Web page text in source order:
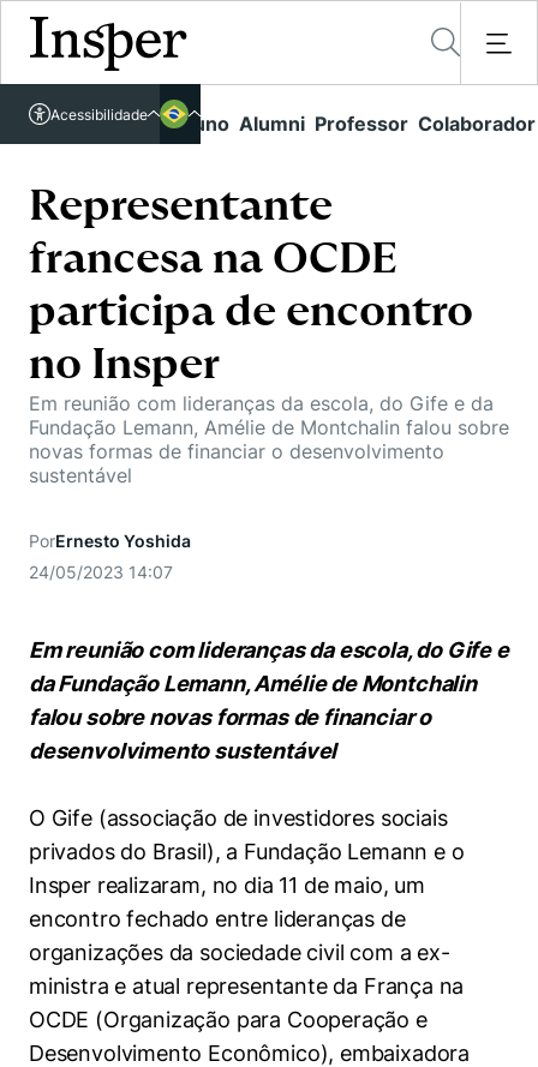
Links rápidos Aluno Alumni Professor Colaborador
Acessibilidade
Acessível em libras
Vestibular
Graduação
Engenharia de Computação
Engenharia Mecânica
Engenharia Mecatrônica
Pós-Graduação
Direito
Economia
Finanças
Negócios
Educação Executiva
Busca por Áreas de Conhecimento
Quem Somos
O Insper
Campus
Internacional
Student Life
Núcleo de Carreiras
Prêmio Duda Ermírio de Moraes
Como funciona
Resolução Eficaz de Problemas
Oportunidade de Negócios
Women in Action
Sala de Imprensa
Comunidade Transforme
Missão
Projetos Sociais
Lista de doadores
Pesquisa
Pesquisa no Insper
Centros de Conhecimento
Cátedras
Biblioteca Telles
Seminários Acadêmicos
Comitê de Ética em Pesquisa
Conteúdos
Carreiras e Cursos
Eventos
Newsletters
Notícias
Instagram
Linkedin
Unidades Acadêmicas
Engenharia e Ciência da Computação
Prêmios de Excelência
Ensino e aprendizagem
Fale Conosco
Canal de Ética
Ouvidoria
Portal da Privacidade
Representante
francesa na OCDE
participa de encontro
no Insper
Em reunião com lideranças da escola, do Gife e da
Fundação Lemann, Amélie de Montchalin falou sobre
novas formas de financiar o desenvolvimento
sustentável
PorErnesto Yoshida
24/05/2023 14:07
Em reunião com lideranças da escola, do Gife e
da Fundação Lemann, Amélie de Montchalin
falou sobre novas formas de financiar o
desenvolvimento sustentável
O Gife (associação de investidores sociais
privados do Brasil), a Fundação Lemann e o
Insper realizaram, no dia 11 de maio, um
encontro fechado entre lideranças de
organizações da sociedade civil com a ex-
ministra e atual representante da França na
OCDE (Organização para Cooperação e
Desenvolvimento Econômico), embaixadora